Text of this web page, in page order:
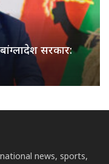
सरकार:
news, sports,